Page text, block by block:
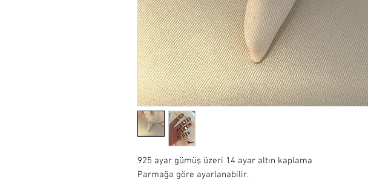
925 ayar gümüş üzeri 14 ayar altın kaplama
Parmağa göre ayarlanabilir.